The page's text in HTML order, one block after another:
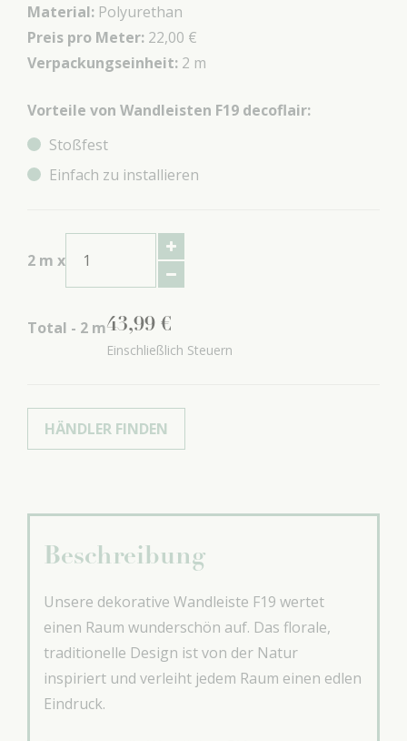
Material: Polyurethan
Preis pro Meter: 22,00 €
Verpackungseinheit: 2 m
Vorteile von Wandleisten F19 decoflair:
Stoßfest
Einfach zu installieren
2 m x
Total - 2 m43,99 €
Einschließlich Steuern
HÄNDLER FINDEN
Beschreibung
Unsere dekorative Wandleiste F19 wertet
einen Raum wunderschön auf. Das florale,
traditionelle Design ist von der Natur
inspiriert und verleiht jedem Raum einen edlen
Eindruck.